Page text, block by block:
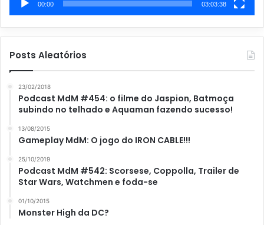
00:00 03:03:38
Posts Aleatórios
23/02/2018
Podcast MdM #454: o filme do Jaspion, Batmoça
subindo no telhado e Aquaman fazendo sucesso!
13/08/2015
Gameplay MdM: O jogo do IRON CABLE!!!
25/10/2019
Podcast MdM #542: Scorsese, Coppolla, Trailer de
Star Wars, Watchmen e foda-se
01/10/2015
Monster High da DC?